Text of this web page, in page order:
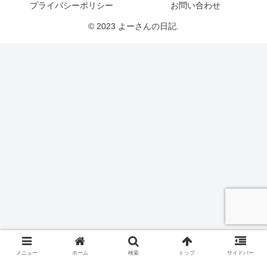
プライバシーポリシー お問い合わせ
© 2023 よーさんの日記.
メニュー ホーム 検索 トップ サイドバー